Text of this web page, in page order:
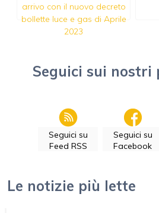
arrivo con il nuovo decreto
bollette luce e gas di Aprile
2023
Seguici sui nostri
Seguici su
Feed RSS
Seguici su
Facebook
Le notizie più lette